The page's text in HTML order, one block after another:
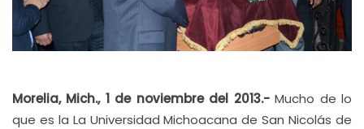
Morelia, Mich., 1 de noviembre del 2013.-Mucho de lo
que es la La Universidad Michoacana de San Nicolás de